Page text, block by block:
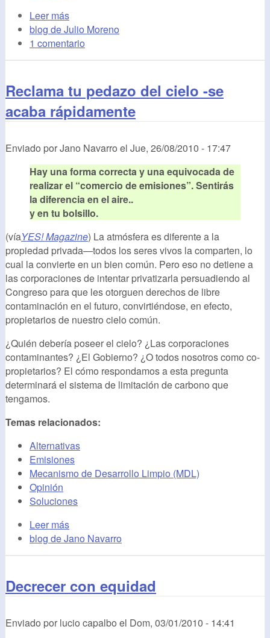
Leer más
blog de Julio Moreno
1 comentario
Reclama tu pedazo del cielo -se
acaba rápidamente
Enviado porJano Navarro el Jue, 26/08/2010 - 17:47
Hay una forma correcta y una equivocada de
realizar el “comercio de emisiones”. Sentirás
la diferencia en el aire..
y en tu bolsillo.
(víaYES! Magazine) La atmósfera es diferente a la
propiedad privada—todos los seres vivos la comparten, lo
cual la convierte en un bien común. Pero eso no detiene a
las corporaciones de intentar privatizarla persuadiendo al
Congreso para que les otorguen derechos de libre
contaminación en el futuro, convirtiéndose, en efecto,
propietarios de nuestro cielo común.
¿Quién debería poseer el cielo? ¿Las corporaciones
contaminantes? ¿El Gobierno? ¿O todos nosotros como co-
propietarios? El cómo respondamos a esta pregunta
determinará el sistema de limitación de carbono que
tengamos.
Temas relacionados:
Alternativas
Emisiones
Mecanismo de Desarrollo Limpio (MDL)
Opinión
Soluciones
Leer más
blog de Jano Navarro
Decrecer con equidad
Enviado por lucio capalbo el Dom, 03/01/2010 - 14:41